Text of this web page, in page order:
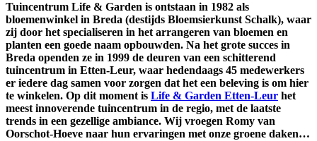
Tuincentrum Life & Garden is ontstaan in 1982 als
bloemenwinkel in Breda (destijds Bloemsierkunst Schalk), waar
zij door het specialiseren in het arrangeren van bloemen en
planten een goede naam opbouwden. Na het grote succes in
Breda openden ze in 1999 de deuren van een schitterend
tuincentrum in Etten-Leur, waar hedendaags 45 medewerkers
er iedere dag samen voor zorgen dat het een beleving is om hier
te winkelen. Op dit moment is Life & Garden Etten-Leur het
meest innoverende tuincentrum in de regio, met de laatste
trends in een gezellige ambiance. Wij vroegen Romy van
Oorschot-Hoeve naar hun ervaringen met onze groene daken…